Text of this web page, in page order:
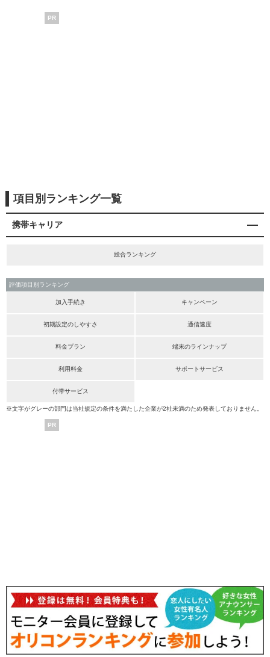
PR
項目別ランキング一覧
携帯キャリア
総合ランキング
評価項目別ランキング
加入手続き キャンペーン
初期設定のしやすさ 通信速度
料金プラン 端末のラインナップ
利用料金 サポートサービス
付帯サービス
※文字がグレーの部門は当社規定の条件を満たした企業が2社未満のため発表しておりません。
PR